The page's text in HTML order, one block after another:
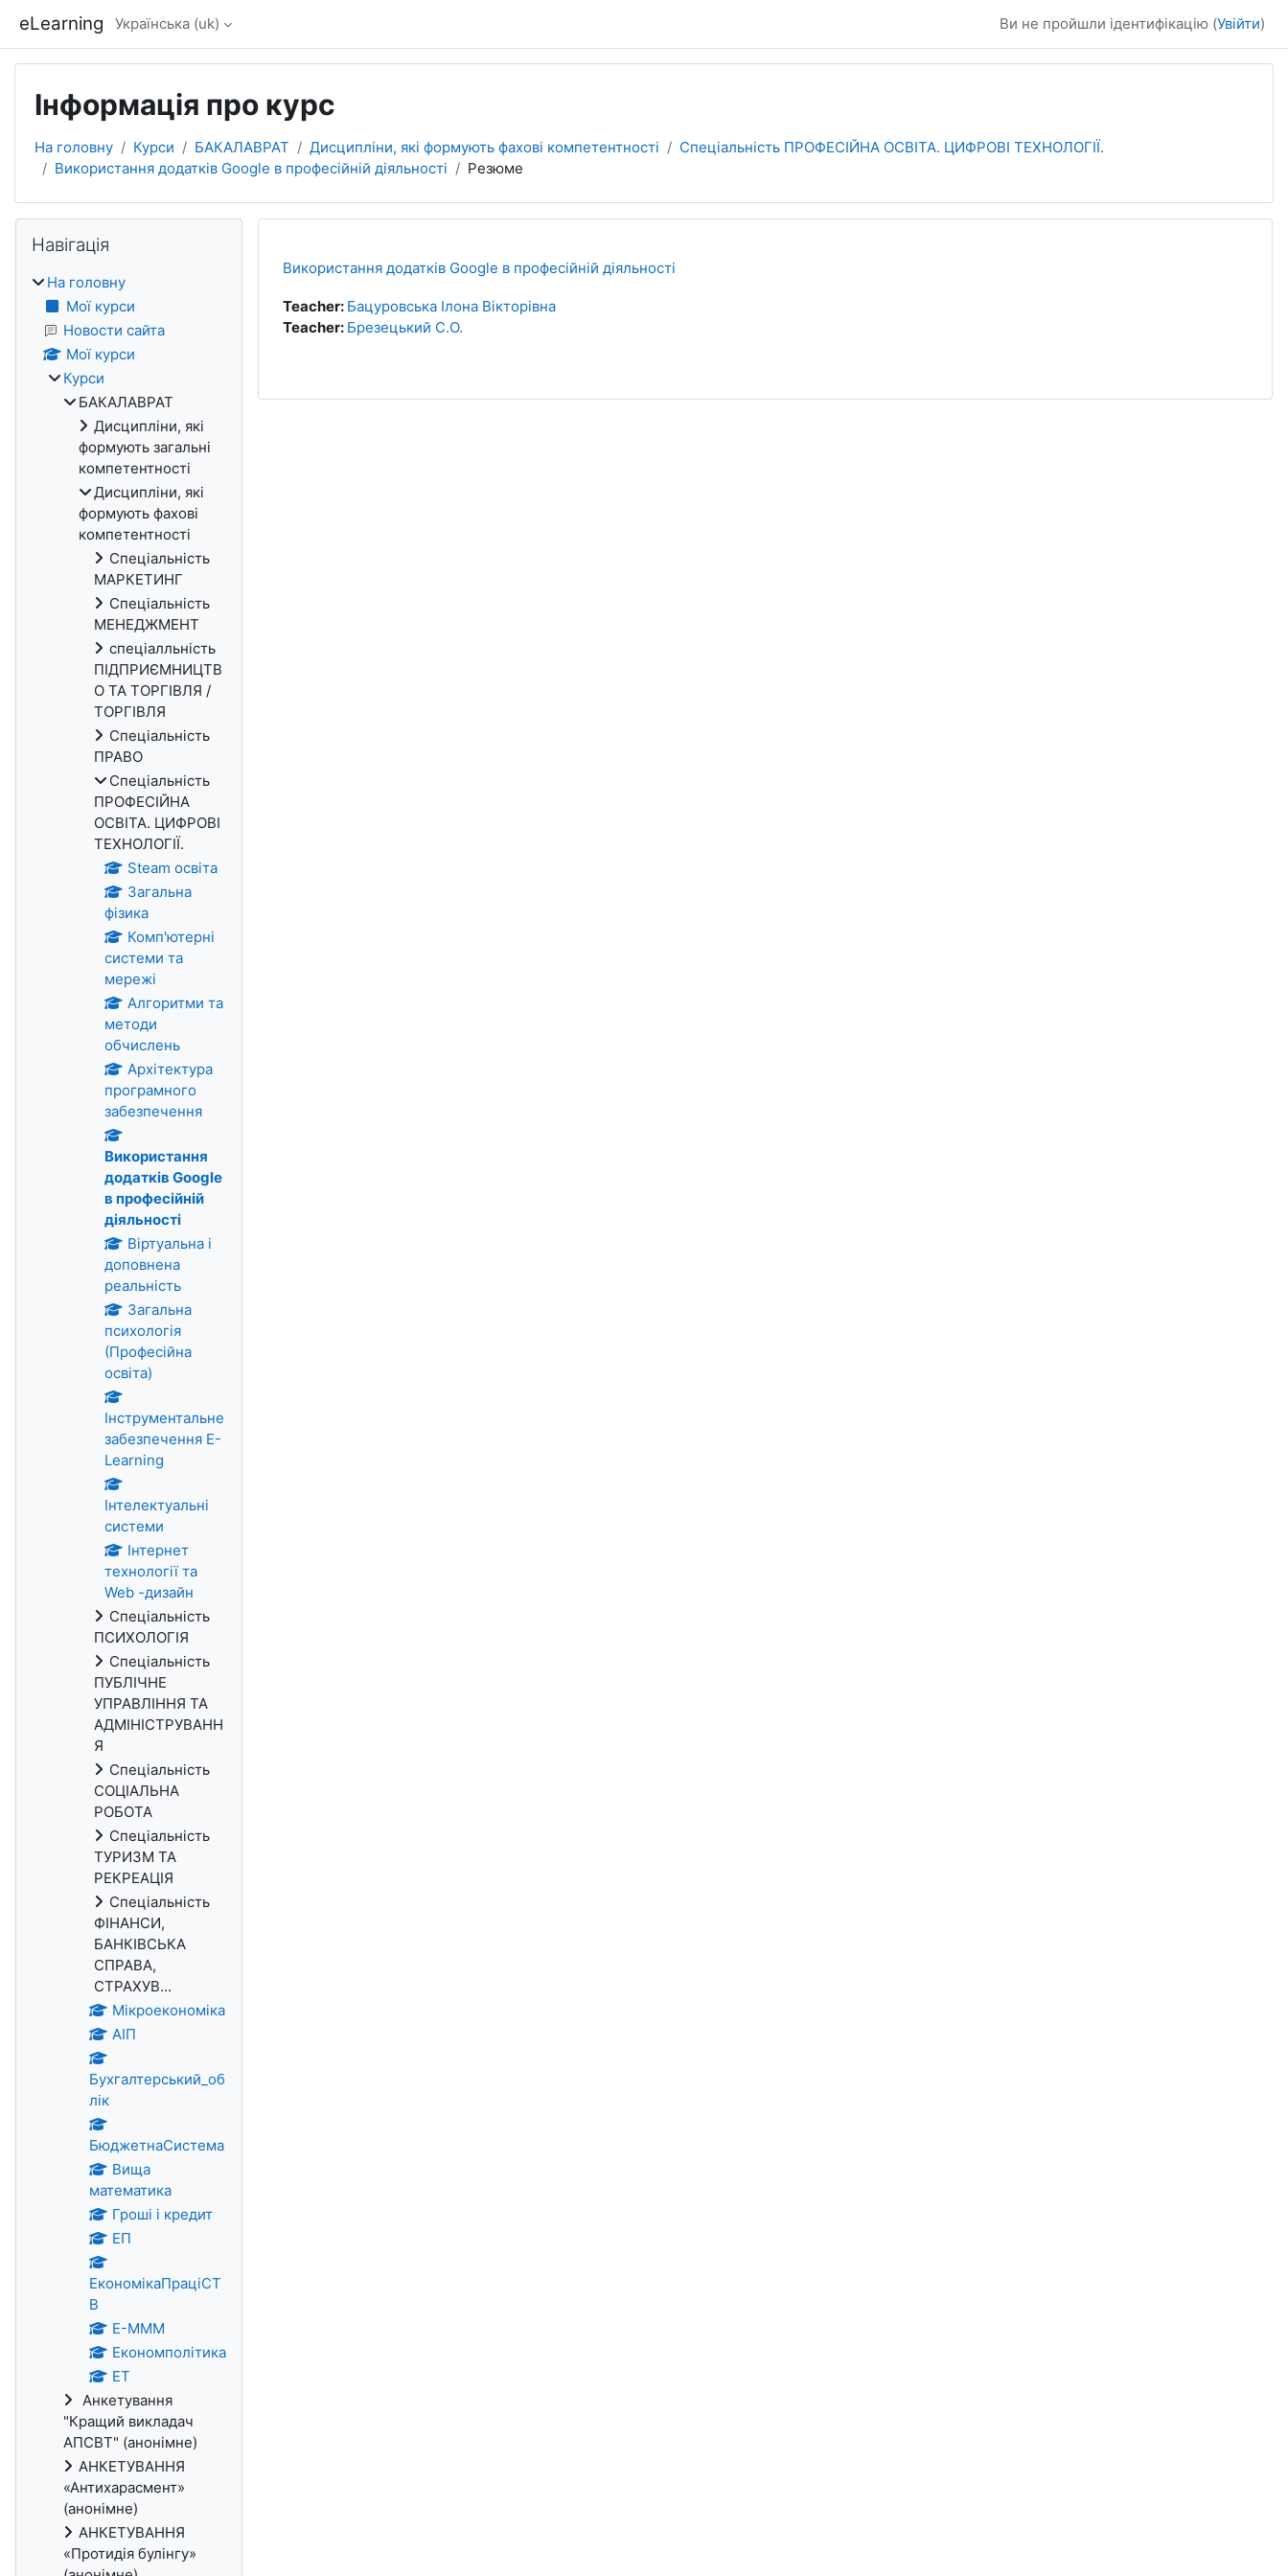
eLearning Українська ‎(uk)‎ Ви не пройшли ідентифікацію (Увійти)
Інформація про курс
На головну Курси БАКАЛАВРАТ Дисципліни, які формують фахові компетентності
Спеціальність ПРОФЕСІЙНА ОСВІТА. ЦИФРОВІ ТЕХНОЛОГІЇ.
Використання додатків Google в професійній діяльності
Резюме
Використання додатків Google в професійній діяльності
Teacher: Бацуровська Ілона Вікторівна
Teacher: Брезецький С.О.
Блоки
Навігація
На головну
Мої курси
Новости сайта
Мої курси
Курси
БАКАЛАВРАТ
Дисципліни, які
формують загальні
компетентності
Дисципліни, які
формують фахові
компетентності
Спеціальність
МАРКЕТИНГ
Спеціальність
МЕНЕДЖМЕНТ
спеціалльність
ПІДПРИЄМНИЦТВ
О ТА ТОРГІВЛЯ /
ТОРГІВЛЯ
Спеціальність
ПРАВО
Спеціальність
ПРОФЕСІЙНА
ОСВІТА. ЦИФРОВІ
ТЕХНОЛОГІЇ.
Steam освіта
Загальна
фізика
Комп'ютерні
системи та
мережі
Алгоритми та
методи
обчислень
Архітектура
програмного
забезпечення
Використання
додатків Google
в професійній
діяльності
Віртуальна і
доповнена
реальність
Загальна
психологія
(Професійна
освіта)
Інструментальне
забезпечення E-
Learning
Інтелектуальні
системи
Інтернет
технології та
Web -дизайн
Спеціальність
ПСИХОЛОГІЯ
Спеціальність
ПУБЛІЧНЕ
УПРАВЛІННЯ ТА
АДМІНІСТРУВАНН
Я
Спеціальність
СОЦІАЛЬНА
РОБОТА
Спеціальність
ТУРИЗМ ТА
РЕКРЕАЦІЯ
Спеціальність
ФІНАНСИ,
БАНКІВСЬКА
СПРАВА,
СТРАХУВ...
Мікроекономіка
АІП
Бухгалтерський_об
лік
БюджетнаСистема
Вища
математика
Гроші і кредит
ЕП
ЕкономікаПраціСТ
В
Е-МММ
Економполітика
ЕТ
Анкетування
"Кращий викладач
АПСВТ" (анонімне)
АНКЕТУВАННЯ
«Антихарасмент»
(анонімне)
АНКЕТУВАННЯ
«Протидія булінгу»